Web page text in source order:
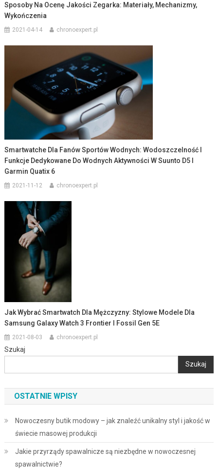
Sposoby Na Ocenę Jakości Zegarka: Materiały, Mechanizmy,
Wykończenia
2021-04-14 chronoexpert.pl
Smartwatche Dla Fanów Sportów Wodnych: Wodoszczelność I
Funkcje Dedykowane Do Wodnych Aktywności W Suunto D5 I
Garmin Quatix 6
2021-11-12 chronoexpert.pl
Jak Wybrać Smartwatch Dla Mężczyzny: Stylowe Modele Dla
Samsung Galaxy Watch 3 Frontier I Fossil Gen 5E
2021-08-03 chronoexpert.pl
Szukaj
Szukaj
OSTATNIE WPISY
Nowoczesny butik modowy – jak znaleźć unikalny styl i jakość w
świecie masowej produkcji
Jakie przyrządy spawalnicze są niezbędne w nowoczesnej
spawalnictwie?